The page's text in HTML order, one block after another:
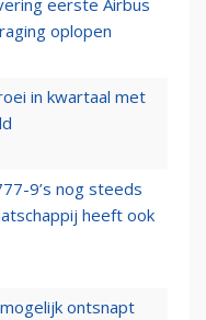
eerste Airbus
oplopen
in kwartaal met
9’s nog steeds
heeft ook
ontsnapt